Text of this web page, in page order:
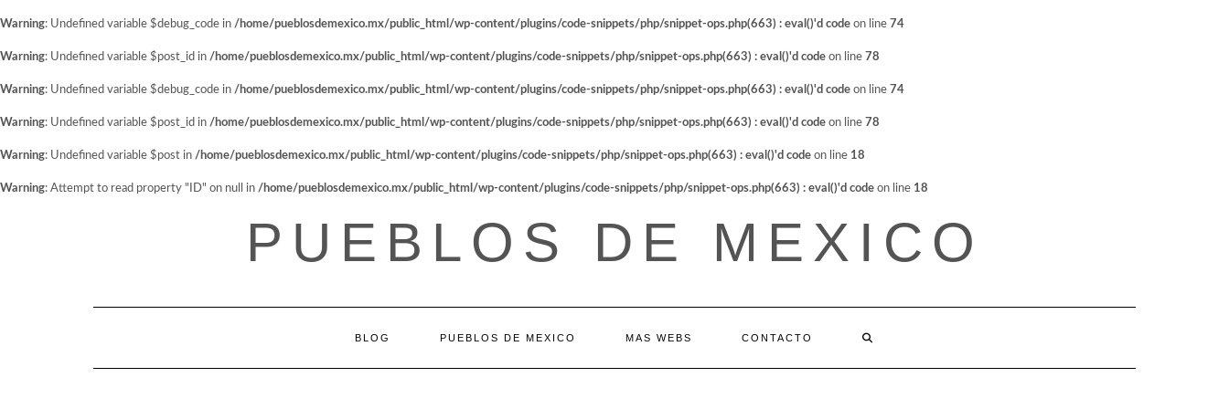
Warning: Undefined variable $debug_code in /home/pueblosdemexico.mx/public_html/wp-content/plugins/code-snippets/php/snippet-ops.php(663) : eval()'d code on line 74
Warning: Undefined variable $post_id in /home/pueblosdemexico.mx/public_html/wp-content/plugins/code-snippets/php/snippet-ops.php(663) : eval()'d code on line 78
Warning: Undefined variable $debug_code in /home/pueblosdemexico.mx/public_html/wp-content/plugins/code-snippets/php/snippet-ops.php(663) : eval()'d code on line 74
Warning: Undefined variable $post_id in /home/pueblosdemexico.mx/public_html/wp-content/plugins/code-snippets/php/snippet-ops.php(663) : eval()'d code on line 78
Warning: Undefined variable $post in /home/pueblosdemexico.mx/public_html/wp-content/plugins/code-snippets/php/snippet-ops.php(663) : eval()'d code on line 18
Warning: Attempt to read property "ID" on null in /home/pueblosdemexico.mx/public_html/wp-content/plugins/code-snippets/php/snippet-ops.php(663) : eval()'d code on line 18
PUEBLOS DE MEXICO
BLOG PUEBLOS DE MEXICO MAS WEBS CONTACTO